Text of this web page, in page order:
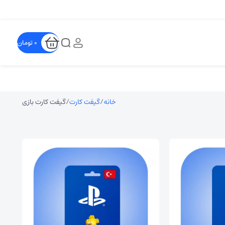
0تومان
خانه گیفت کارت گیفت کارت بازی